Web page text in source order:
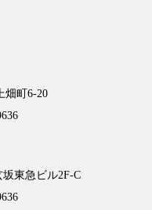
畑町6-20
東急ビル2F-C